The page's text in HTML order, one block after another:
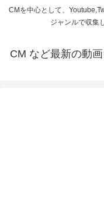
CMを中心として、
ジャンルで収集
CM など最新の動